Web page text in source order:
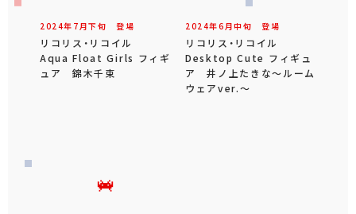
2024年 7 月下旬 登場
リコリス・リコイル
Aqua Float Girls フィギ
ュア 錦木千束
2024年6 月中旬 登場
リコリス・リコイル
Desktop Cute フィギュ
ア 井ノ上たきな～ルーム
ウェアver.～